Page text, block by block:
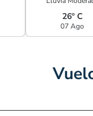
26° C
07 Ago